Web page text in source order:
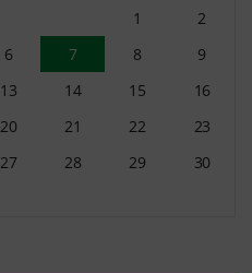
1
2
6 7 8
9
13 14 15
16
20 21 22
23
27 28 29
30